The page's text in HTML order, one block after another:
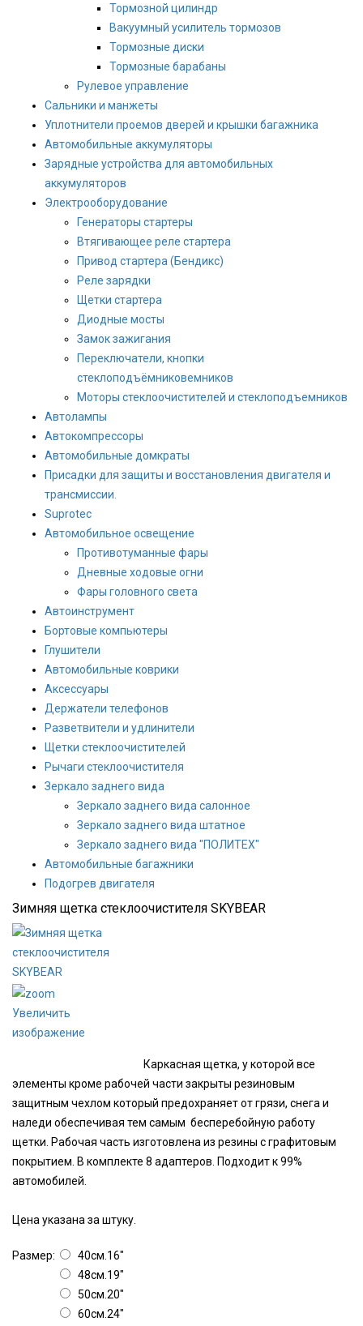
Тормозной цилиндр
Вакуумный усилитель тормозов
Тормозные диски
Тормозные барабаны
Рулевое управление
Сальники и манжеты
Уплотнители проемов дверей и крышки багажника
Автомобильные аккумуляторы
Зарядные устройства для автомобильных
аккумуляторов
Электрооборудование
Генераторы стартеры
Втягивающее реле стартера
Привод стартера (Бендикс)
Реле зарядки
Щетки стартера
Диодные мосты
Замок зажигания
Переключатели, кнопки
стеклоподъёмниковемников
Моторы стеклоочистителей и стеклоподъемников
Автолампы
Автокомпрессоры
Автомобильные домкраты
Присадки для защиты и восстановления двигателя и
трансмиссии.
Suprotec
Автомобильное освещение
Противотуманные фары
Дневные ходовые огни
Фары головного света
Автоинструмент
Бортовые компьютеры
Глушители
Автомобильные коврики
Аксессуары
Держатели телефонов
Разветвители и удлинители
Щетки стеклоочистителей
Рычаги стеклоочистителя
Зеркало заднего вида
Зеркало заднего вида салонное
Зеркало заднего вида штатное
Зеркало заднего вида "ПОЛИТЕХ"
Автомобильные багажники
Подогрев двигателя
Зимняя щетка стеклоочистителя SKYBEAR
Увеличить
изображение
Каркасная щетка, у которой все
элементы кроме рабочей части закрыты резиновым
защитным чехлом который предохраняет от грязи, снега и
наледи обеспечивая тем самым бесперебойную работу
щетки. Рабочая часть изготовлена из резины с графитовым
покрытием. В комплекте 8 адаптеров. Подходит к 99%
автомобилей.
Цена указана за штуку.
Размер:
40см.16"
48см.19"
50см.20"
60см.24"